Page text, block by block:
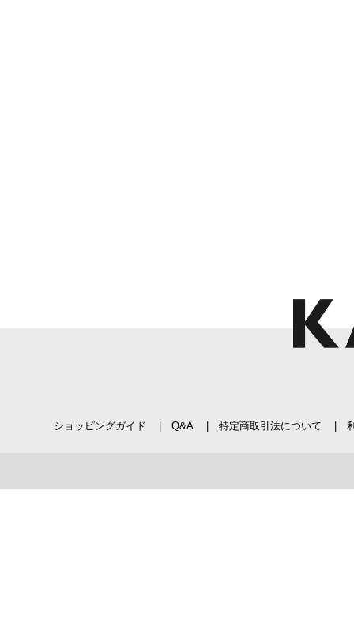
ショッピングガイド Q&A 特定商取引法について